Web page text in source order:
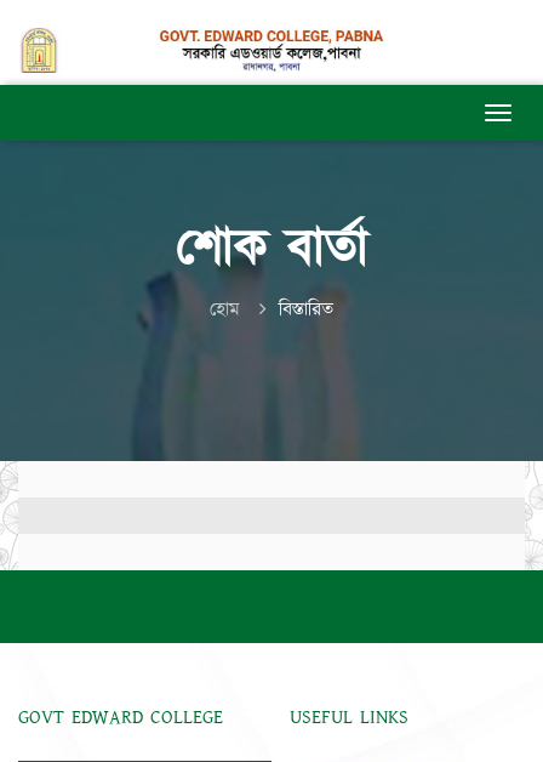
শোক বার্তা
হোম বিস্তারিত
GOVT EDWARD COLLEGE USEFUL LINKS